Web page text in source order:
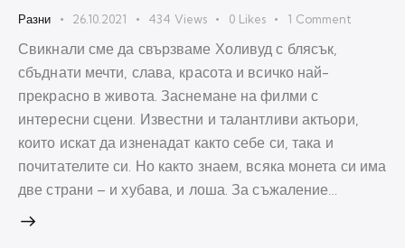
Разни 26.10.2021 434 Views 0 Likes 1 Comment
Свикнали сме да свързваме Холивуд с блясък,
сбъднати мечти, слава, красота и всичко най-
прекрасно в живота. Заснемане на филми с
интересни сцени. Известни и талантливи актьори,
които искат да изненадат както себе си, така и
почитателите си. Но както знаем, всяка монета си има
две страни – и хубава, и лоша. За съжаление…